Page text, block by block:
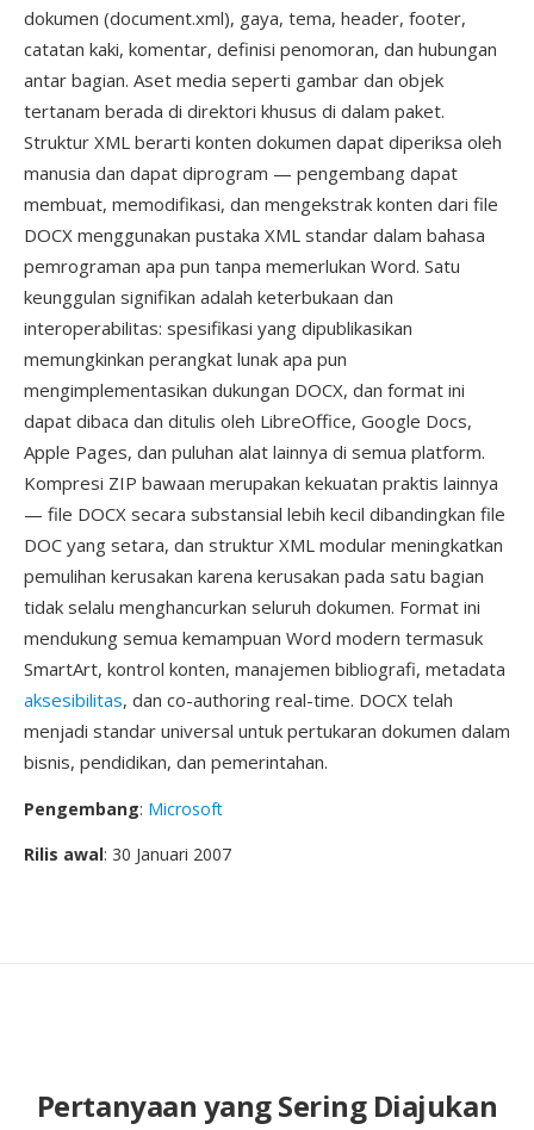
dokumen (document.xml), gaya, tema, header, footer,
catatan kaki, komentar, definisi penomoran, dan hubungan
antar bagian. Aset media seperti gambar dan objek
tertanam berada di direktori khusus di dalam paket.
Struktur XML berarti konten dokumen dapat diperiksa oleh
manusia dan dapat diprogram — pengembang dapat
membuat, memodifikasi, dan mengekstrak konten dari file
DOCX menggunakan pustaka XML standar dalam bahasa
pemrograman apa pun tanpa memerlukan Word. Satu
keunggulan signifikan adalah keterbukaan dan
interoperabilitas: spesifikasi yang dipublikasikan
memungkinkan perangkat lunak apa pun
mengimplementasikan dukungan DOCX, dan format ini
dapat dibaca dan ditulis oleh LibreOffice, Google Docs,
Apple Pages, dan puluhan alat lainnya di semua platform.
Kompresi ZIP bawaan merupakan kekuatan praktis lainnya
— file DOCX secara substansial lebih kecil dibandingkan file
DOC yang setara, dan struktur XML modular meningkatkan
pemulihan kerusakan karena kerusakan pada satu bagian
tidak selalu menghancurkan seluruh dokumen. Format ini
mendukung semua kemampuan Word modern termasuk
SmartArt, kontrol konten, manajemen bibliografi, metadata
aksesibilitas, dan co-authoring real-time. DOCX telah
menjadi standar universal untuk pertukaran dokumen dalam
bisnis, pendidikan, dan pemerintahan.
Pengembang: Microsoft
Rilis awal: 30 Januari 2007
Pertanyaan yang Sering Diajukan